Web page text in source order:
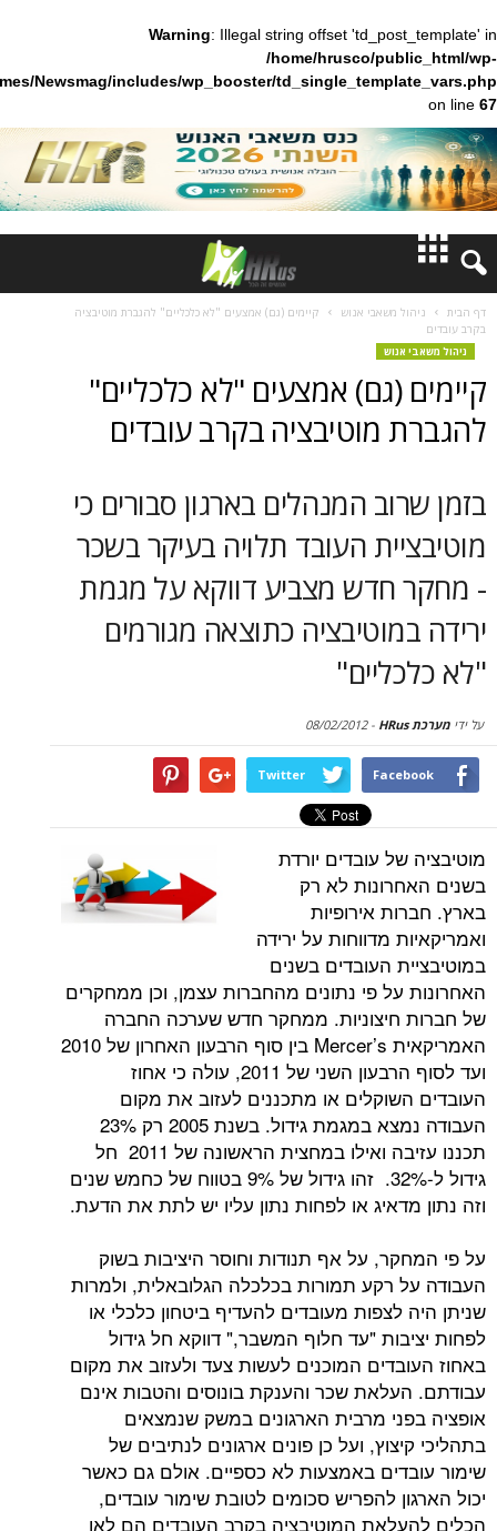
Warning: Illegal string offset
/home/hrusco/
content/themes/Newsmag/includes/wp_booster/
חדשות
משאבי אנוש קיימים (גם) אמצעים "לא כלכליים" להגברת מוטיבציה
(גם) אמצעים "לא כלכליים"
מוטיבציה בקרב עובדים
המנהלים בארגון סבורים כי
העובד תלויה בעיקר בשכר
מצביע דווקא על מגמת
כתוצאה מגורמים
-
08/02/2012
Twitter
עובדים יורדת
לא רק
אירופיות
מדווחות על ירידה
העובדים בשנים
פי נתונים מהחברות עצמן, וכן ממחקרים
ממחקר חדש שערכה החברה
האמריקאית Mercer’s בין סוף הרבעון האחרון של 2010
ועד לסוף הרבעון השני של 2011, עולה כי אחוז
או מתכננים לעזוב את מקום
העבודה נמצא במגמת גידול. בשנת 2005 רק 23%
תכננו עזיבה ואילו במחצית הראשונה של 2011 חל
גידול ל-32%. זהו גידול של 9% בטווח של כחמש שנים
או לפחות נתון עליו יש לתת את הדעת.
על אף תנודות וחוסר היציבות בשוק
רקע תמורות בכלכלה הגלובאלית, ולמרות
מעובדים להעדיף ביטחון כלכלי או
"עד חלוף המשבר," דווקא חל גידול
המוכנים לעשות צעד ולעזוב את מקום
שכר והענקת בונוסים והטבות אינם
מרבית הארגונים במשק שנמצאים
ועל כן פונים ארגונים לנתיבים של
באמצעות לא כספיים. אולם גם כאשר
להפריש סכומים לטובת שימור עובדים,
המוטיבציה בקרב העובדים הם לאו